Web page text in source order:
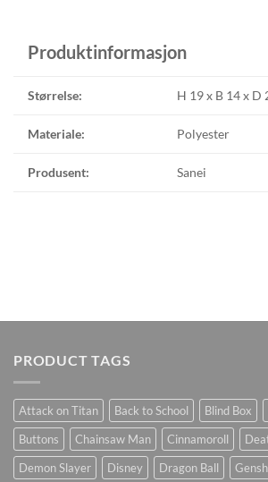
Produktinformasjon
Størrelse: H 19 x B 14 x D
Materiale: Polyester
Produsent: Sanei
PRODUCT TAGS
Attack on Titan Back to School Blind Box
Buttons
Chainsaw Man Cinnamoroll
Demon Slayer
Disney Dragon Ball